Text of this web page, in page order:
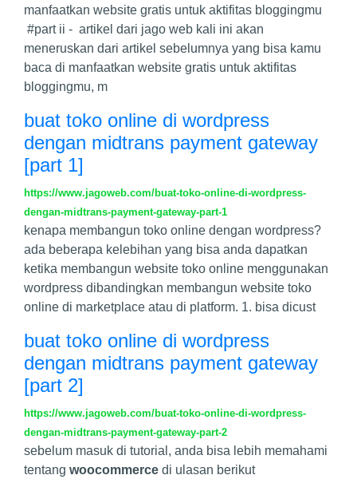
manfaatkan website gratis untuk aktifitas bloggingmu
#part ii - artikel dari jago web kali ini akan
meneruskan dari artikel sebelumnya yang bisa kamu
baca di manfaatkan website gratis untuk aktifitas
bloggingmu, m
buat toko online di wordpress
dengan midtrans payment gateway
[part 1]
https://www.jagoweb.com/buat-toko-online-di-wordpress-
dengan-midtrans-payment-gateway-part-1
kenapa membangun toko online dengan wordpress?
ada beberapa kelebihan yang bisa anda dapatkan
ketika membangun website toko online menggunakan
wordpress dibandingkan membangun website toko
online di marketplace atau di platform. 1. bisa dicust
buat toko online di wordpress
dengan midtrans payment gateway
[part 2]
https://www.jagoweb.com/buat-toko-online-di-wordpress-
dengan-midtrans-payment-gateway-part-2
sebelum masuk di tutorial, anda bisa lebih memahami
tentang woocommerce di ulasan berikut